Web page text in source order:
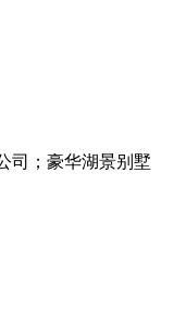
司；豪华湖景别墅